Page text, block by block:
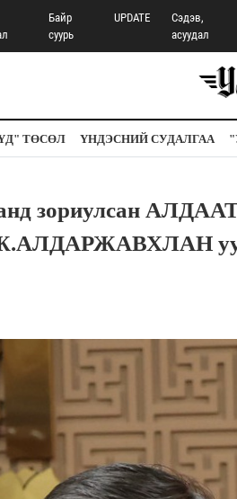
Байр
суурь
UPDATE
Сэдэв,
асуудал
ТӨСӨЛ ҮНДЭСНИЙ СУДАЛГАА
зориулсан